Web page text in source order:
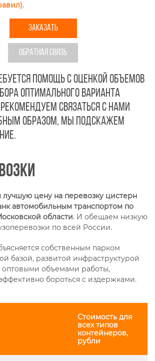
ЗАКАЗАТЬ
ОБРАТНАЯ СВЯЗЬ
помощь с оценкой объемов
оптимального варианта
рекомендуем связаться с нами
образом, мы подскажем
цену на перевозку цистерн
автомобильным транспортом по
области. И обещаем низкую
по всей России.
собственным парком
базой, развитой инфраструктурой
объемами работы,
бороться с издержками.
Стоимость для
всех типов
контейнеров,
рубли